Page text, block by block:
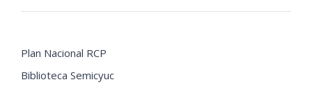
Plan Nacional RCP
Biblioteca Semicyuc